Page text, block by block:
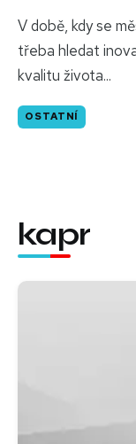
V době, kdy se
třeba hledat
kvalitu života...
OSTATNÍ
kapr